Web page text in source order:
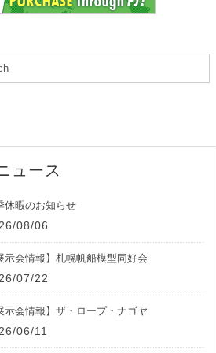
ュース
休暇のお知らせ
08/06
示会情報】札幌帆船模型同好会
07/22
示会情報】ザ・ロープ・ナゴヤ
06/11